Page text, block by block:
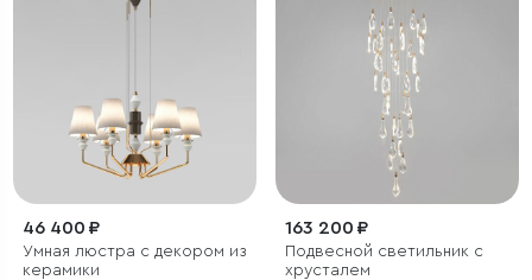
46 400 ₽
Умная люстра с декором из
керамики
163 200 ₽
Подвесной светильник с
хрусталем